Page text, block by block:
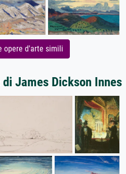
opere d'arte simili
James Dickson Innes